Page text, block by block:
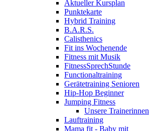
Aktueller Kursplan
Punktekarte
Hybrid Training
B.A.R.S.
Calisthenics
Fit ins Wochenende
Fitness mit Musik
FitnessSprechStunde
Functionaltraining
Gerätetraining Senioren
Hip-Hop Beginner
Jumping Fitness
Unsere Trainerinnen
Lauftraining
Mama fit - Baby mit